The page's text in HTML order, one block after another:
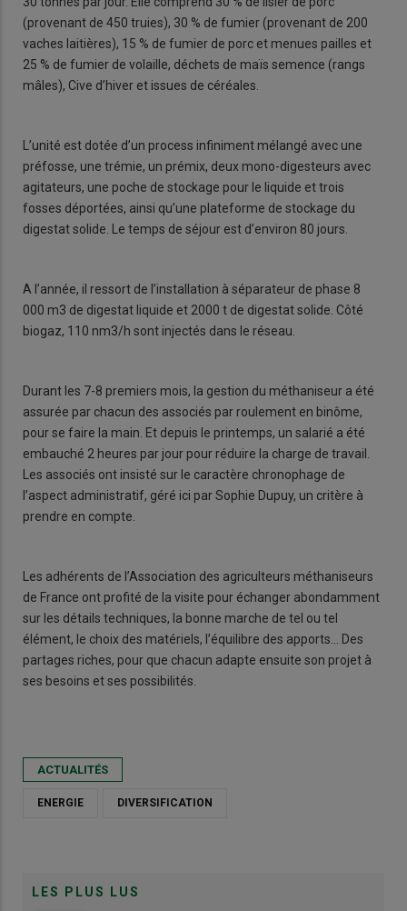
(provenant de 450 truies), 30 % de fumier (provenant de 200
vaches laitières), 15 % de fumier de porc et menues pailles et
25 % de fumier de volaille, déchets de maïs semence (rangs
mâles), Cive d’hiver et issues de céréales.
L’unité est dotée d’un process infiniment mélangé avec une
préfosse, une trémie, un prémix, deux mono-digesteurs avec
agitateurs, une poche de stockage pour le liquide et trois
fosses déportées, ainsi qu’une plateforme de stockage du
digestat solide. Le temps de séjour est d’environ 80 jours.
A l’année, il ressort de l’installation à séparateur de phase 8
000 m3 de digestat liquide et 2000 t de digestat solide. Côté
biogaz, 110 nm3/h sont injectés dans le réseau.
Durant les 7-8 premiers mois, la gestion du méthaniseur a été
assurée par chacun des associés par roulement en binôme,
pour se faire la main. Et depuis le printemps, un salarié a été
embauché 2 heures par jour pour réduire la charge de travail.
Les associés ont insisté sur le caractère chronophage de
l’aspect administratif, géré ici par Sophie Dupuy, un critère à
prendre en compte.
Les adhérents de l’Association des agriculteurs méthaniseurs
de France ont profité de la visite pour échanger abondamment
sur les détails techniques, la bonne marche de tel ou tel
élément, le choix des matériels, l’équilibre des apports... Des
partages riches, pour que chacun adapte ensuite son projet à
ses besoins et ses possibilités.
ACTUALITÉS
ENERGIE DIVERSIFICATION
LES PLUS LUS